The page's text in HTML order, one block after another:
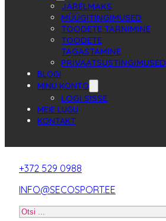
JÄRELMAKS
MÜÜGITINGIMUSED
TOODETE TARNIMINE
TOODETE
TAGASTAMINE
PRIVAATSUSTINGIMUSED
BLOGI
MINU KONTO
LOGI SISSE
MEIE LUGU
KONTAKT
+372 529 0988
INFO@SECOSPORT.EE
Otsi